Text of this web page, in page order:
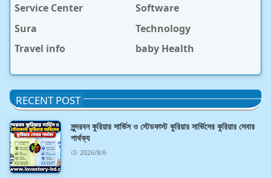
Service Center
Software
Sura
Technology
Travel info
baby Health
RECENT POST
সুন্দরবন কুরিয়ার সার্ভিস ও স্টেডফাস্ট কুরিয়ার সার্ভিসের কুরিয়ার সেবার
পার্থক্য
2026/8/6